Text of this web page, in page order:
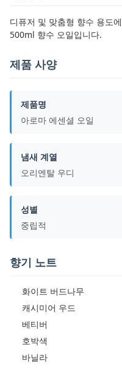
디퓨저 및 맞춤형 향수 용도
500ml 향수 오일입니다.
제품 사양
제품명
아로마 에센셜 오일
냄새 계열
오리엔탈 우디
성별
중립적
향기 노트
화이트 버드나무
캐시미어 우드
베티버
호박색
바닐라